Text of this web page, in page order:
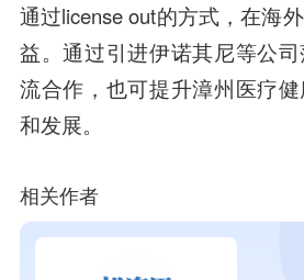
通过license out的方式，在海
益。通过引进伊诺其尼等公
流合作，也可提升漳州医疗
和发展。
相关作者